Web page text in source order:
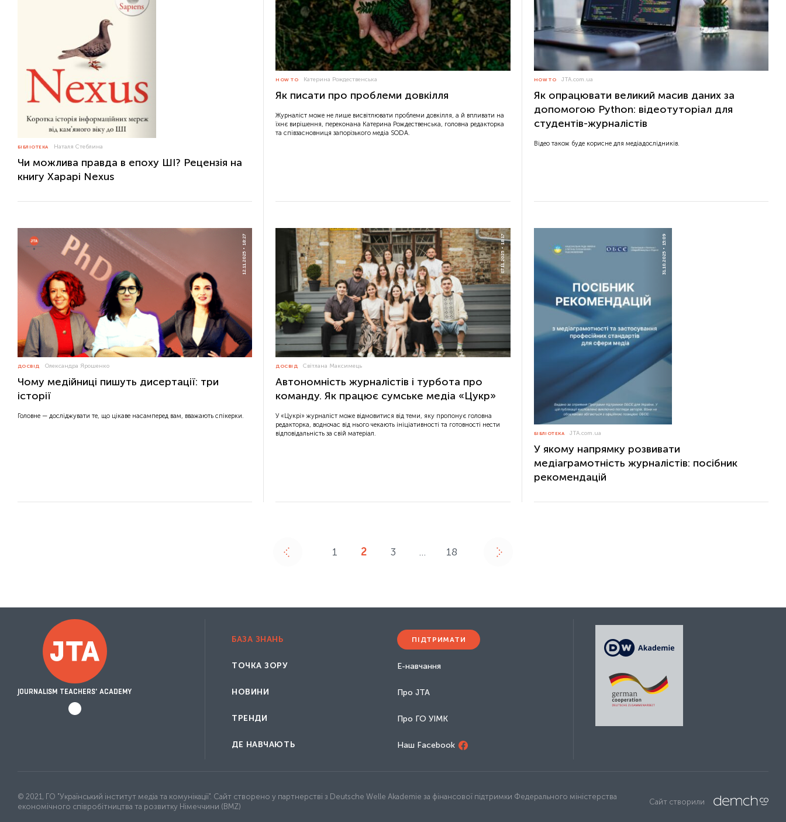
БІБЛІОТЕКА Наталя Стеблина
Чи можлива правда в епоху ШІ? Рецензія на
книгу Харарі Nexus
HOW TO Катерина Рождественська
Як писати про проблеми довкілля
Журналіст може не лише висвітлювати проблеми довкілля, а й впливати на
їхнє вирішення, переконана Катерина Рождественська, головна редакторка
та співзасновниця запорізького медіа SODA.
HOW TO JTA.com.ua
Як опрацювати великий масив даних за
допомогою Python: відеотуторіал для
студентів-журналістів
Відео також буде корисне для медіадослідників.
12.11.2025
18:27
ДОСВІД Олександра Ярошенко
Чому медійниці пишуть дисертації: три
історії
Головне — досліджувати те, що цікаве насамперед вам, вважають спікерки.
07.11.2025
18:17
ДОСВІД Світлана Максимець
Автономність журналістів і турбота про
команду. Як працює сумське медіа «Цукр»
У «Цукрі» журналіст може відмовитися від теми, яку пропонує головна
редакторка, водночас від нього чекають ініціативності та готовності нести
відповідальність за свій матеріал.
31.10.2025
15:09
БІБЛІОТЕКА JTA.com.ua
У якому напрямку розвивати
медіаграмотність журналістів: посібник
рекомендацій
1 2 3 … 18
JOURNALISM TEACHERS' ACADEMY
БАЗА ЗНАНЬ
ТОЧКА ЗОРУ
НОВИНИ
ТРЕНДИ
ДЕ НАВЧАЮТЬ
ПІДТРИМАТИ
Е-навчання
Про JTA
Про ГО УІМК
Наш Facebook
© 2021, ГО "Український інститут медіа та комунікації". Сайт створено у партнерстві з Deutsche Welle Akademie за фінансової підтримки Федерального міністерства
економічного співробітництва та розвитку Німеччини (BMZ)
Сайт створили